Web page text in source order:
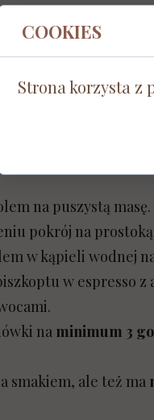
borówek
na puszystą
pokrój na
w kąpieli wodnej
w espresso
na minimum 3
smakiem, ale też ma
COOKIES
Strona korzysta z